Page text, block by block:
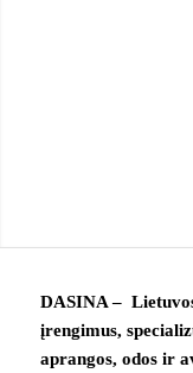
DASINA –
įrengimus,
aprangos, odos ir